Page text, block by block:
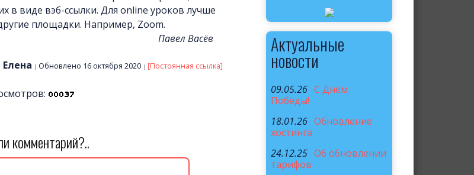
в виде вэб-ссылки. Для online уроков лучше
площадки. Например, Zoom.
Павел Васёв
Елена Обновлено 16 октября 2020 [Постоянная ссылка]
комментарий?..
Актуальные
новости
09.05.26 C Днём
Победы!
18.01.26 Обновление
хостинга
24.12.25 Об обновлении
тарифов